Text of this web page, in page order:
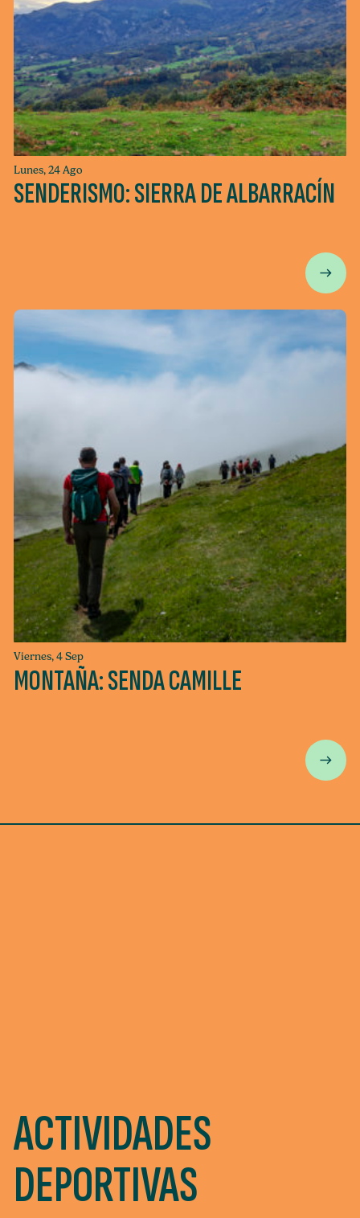
Lunes, 24 Ago
SENDERISMO: SIERRA DE ALBARRACÍN
Viernes, 4 Sep
MONTAÑA: SENDA CAMILLE
ACTIVIDADES
DEPORTIVAS